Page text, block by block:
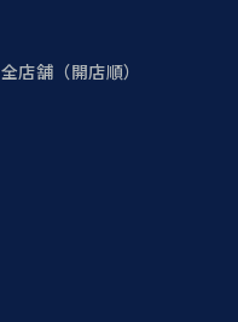
全店舗（開店順）